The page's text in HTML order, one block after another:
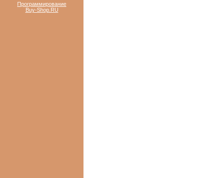
Программирование
Buy-Shop.RU